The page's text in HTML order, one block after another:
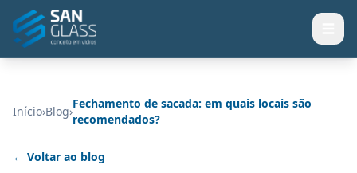
Início›Blog›
Fechamento de sacada: em quais locais são
recomendados?
← Voltar ao blog